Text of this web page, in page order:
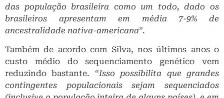
das população brasileira como um todo, dado os
brasileiros apresentam em média 7-9% de
ancestralidade nativa-americana”.
Também de acordo com Silva, nos últimos anos o
custo médio do sequenciamento genético vem
reduzindo bastante. “Isso possibilita que grandes
contingentes populacionais sejam sequenciados